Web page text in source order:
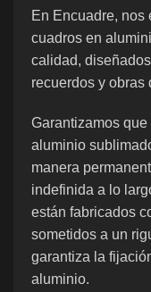
En Encuadre, nos
cuadros en
calidad,
recuerdos y obras
Garantizamos
aluminio
manera
indefinida a lo
están fabricados
sometidos a un
garantiza la
aluminio.